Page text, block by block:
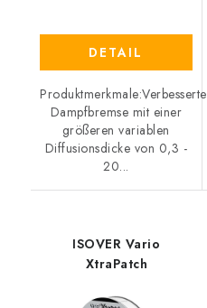
DETAIL
Produktmerkmale:Verbesserte
Dampfbremse mit einer
größeren variablen
Diffusionsdicke von 0,3 -
20...
ISOVER Vario
XtraPatch